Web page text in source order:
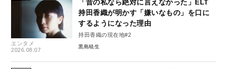
エンタメ
2026.08.07
「昔の私なら絶対に言えなかった」ELT
持田香織が明かす「嫌いなもの」を口に
するようになった理由
持田香織の現在地#2
黒島暁生